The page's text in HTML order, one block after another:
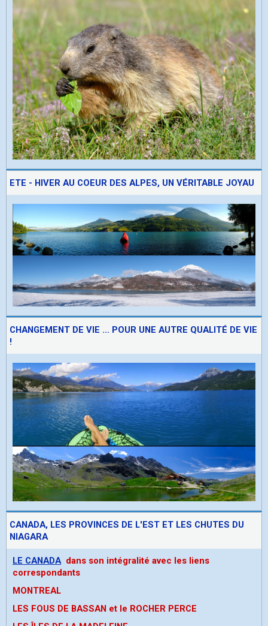
ETE - HIVER AU COEUR DES ALPES, UN VÉRITABLE JOYAU
CHANGEMENT DE VIE ... POUR UNE AUTRE QUALITÉ DE VIE
!
CANADA, LES PROVINCES DE L'EST ET LES CHUTES DU
NIAGARA
LE CANADA dans son intégralité avec les liens
correspondants
MONTREAL
LES FOUS DE BASSAN et le ROCHER PERCE